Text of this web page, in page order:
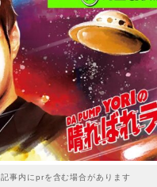
記事内にprを含む場合があります